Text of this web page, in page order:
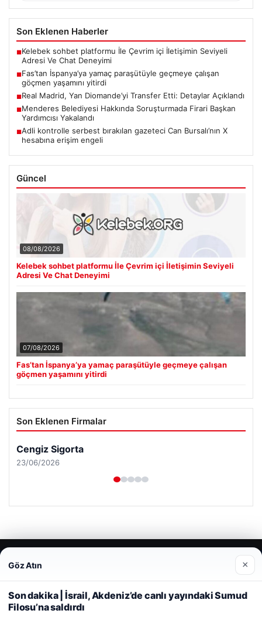
Son Eklenen Haberler
■Kelebek sohbet platformu İle Çevrim içi İletişimin Seviyeli
Adresi Ve Chat Deneyimi
■Fas’tan İspanya’ya yamaç paraşütüyle geçmeye çalışan
göçmen yaşamını yitirdi
■Real Madrid, Yan Diomande’yi Transfer Etti: Detaylar Açıklandı
■Menderes Belediyesi Hakkında Soruşturmada Firari Başkan
Yardımcısı Yakalandı
■Adli kontrolle serbest bırakılan gazeteci Can Bursalı’nın X
hesabına erişim engeli
Güncel
08/08/2026
Kelebek sohbet platformu İle Çevrim içi İletişimin Seviyeli
Adresi Ve Chat Deneyimi
07/08/2026
Fas’tan İspanya’ya yamaç paraşütüyle geçmeye çalışan
göçmen yaşamını yitirdi
Son Eklenen Firmalar
Web sitemizi nasıl kullandığınızı daha iyi anlayabilmek,
deneyiminizi kişiselleştirmek ve geliştirmek amacıyla çerezler
kullanıyoruz. Çerez Politikamız
Reddet Kabul Et
Göz Atın ×
Son dakika | İsrail, Akdeniz’de canlı yayındaki Sumud
Filosu’na saldırdı